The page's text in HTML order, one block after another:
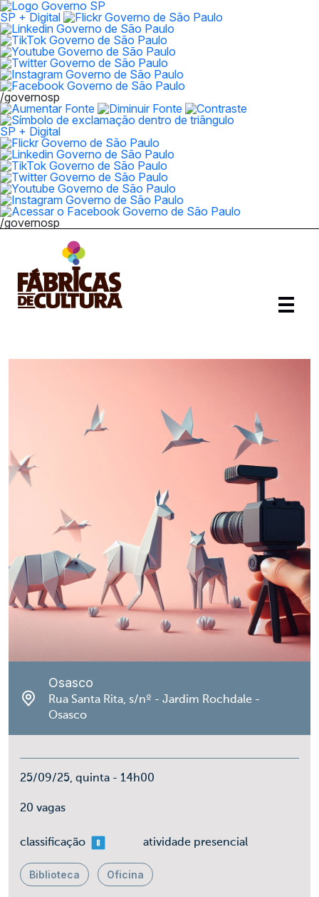
SP + Digital
/governosp
SP + Digital
/governosp
Osasco
Rua Santa Rita, s/nº - Jardim Rochdale -
Osasco
25/09/25, quinta - 14h00
20 vagas
classificaçãomais 08 atividade presencial
Biblioteca Oficina